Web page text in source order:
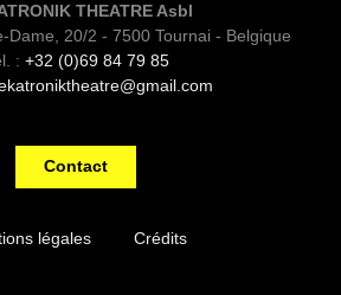
THEATRE Asbl
Dame, 20/2 - 7500 Tournai - Belgique
: +32 (0)69 84 79 85
Contact
légales Crédits